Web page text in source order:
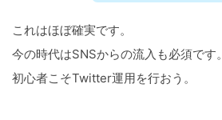
これはほぼ確実です。
今の時代はSNSからの流入も必須です。
初心者こそTwitter運用を行おう。